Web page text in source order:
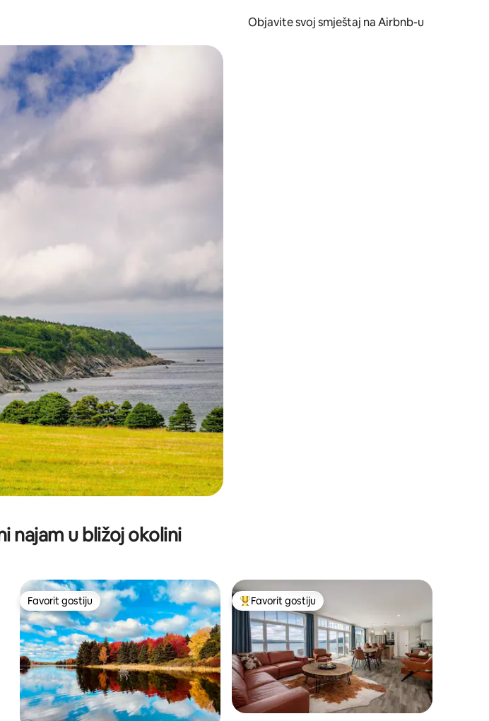
Objavite svoj smještaj na Airbnb-u
kao i da ih istražujte dodirom ili prevlačenjem.
najam u bližoj okolini
Favorit gostiju
Favorit gostiju Glavni favorit gostiju
Favorit gostiju